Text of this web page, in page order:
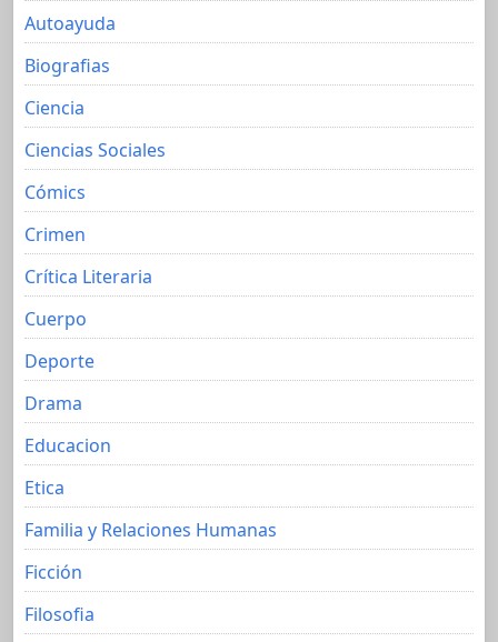
Autoayuda
Biografias
Ciencia
Ciencias Sociales
Cómics
Crimen
Crítica Literaria
Cuerpo
Deporte
Drama
Educacion
Etica
Familia y Relaciones Humanas
Ficción
Filosofia